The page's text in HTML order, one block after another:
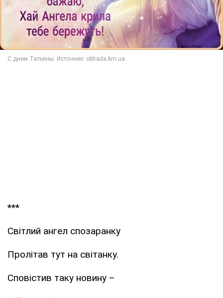
***
Світлий ангел спозаранку
Пролітав тут на світанку.
Сповістив таку новину –